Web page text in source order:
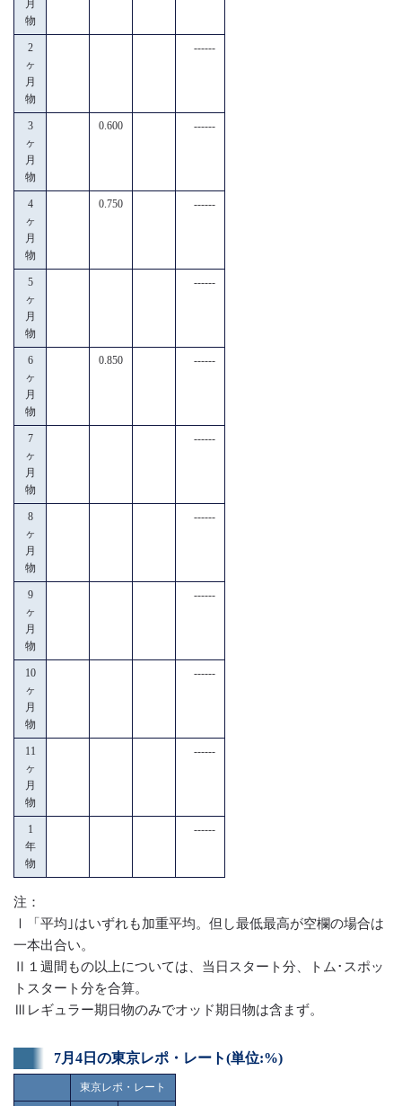
月
物
2
ヶ
月
物
------
3
ヶ
月
物
0.600 ------
4
ヶ
月
物
0.750 ------
5
ヶ
月
物
------
6
ヶ
月
物
0.850 ------
7
ヶ
月
物
------
8
ヶ
月
物
------
9
ヶ
月
物
------
10
ヶ
月
物
------
11
ヶ
月
物
------
1
年
物
------
注：
Ⅰ「平均｣はいずれも加重平均。但し最低最高が空欄の場合は
一本出合い。
Ⅱ１週間もの以上については、当日スタート分、トム･スポッ
トスタート分を合算。
Ⅲレギュラー期日物のみでオッド期日物は含まず。
7月4日の東京レポ・レート(単位:%)
東京レポ・レート